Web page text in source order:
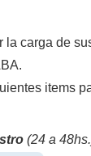
carga de
items
(24 a